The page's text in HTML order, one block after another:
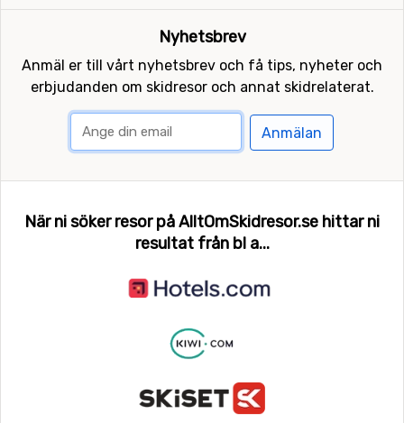
är verkligen värt resan!
Flyg till Björkliden
Björkliden ligger långt norrut och om du inte själv bor i
norra Sverige är det lättast att flyga. Att flyga från
Stockholm till Kiruna tar ca 1,5 timmar och sedan byter
18 timmar, men då sover du ombord på tåget. Tåget
har hand om tågtrafiken.
Det är 150 mil från Stockholm till Björkliden. Såvida du
inte är på skidturné så lockar alternativet föga för de
Nyhetsbrev
Anmäl er till vårt nyhetsbrev och få tips, nyheter och
erbjudanden om skidresor och annat skidrelaterat.
Anmälan
När ni söker resor på AlltOmSkidresor.se hittar ni
resultat från bl a...